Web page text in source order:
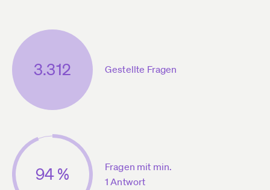
3.312 Gestellte Fragen
94 %
Fragen mit min.
1 Antwort